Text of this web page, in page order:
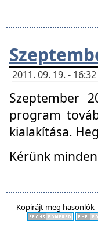
2011. 09. 19. -
Szeptember
program
kialakítása.
Kérünk
Kopirájt meg hasonlók